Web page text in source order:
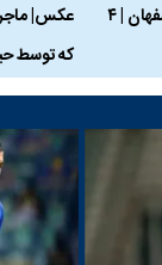
واژگونی مرگبار سمند در اصفهان | ۴
عکس|
که توسط